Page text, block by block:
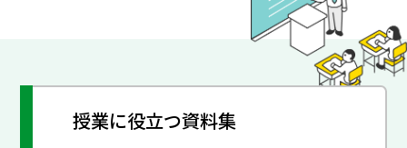
授業に役立つ資料集